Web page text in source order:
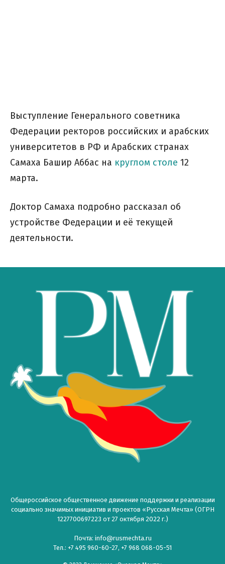
Выступление Генерального советника
Федерации ректоров российских и арабских
университетов в РФ и Арабских странах
Самаха Башир Аббас на круглом столе 12
марта.
Доктор Самаха подробно рассказал об
устройстве Федерации и её текущей
деятельности.
Общероссийское общественное движение поддержки и реализации
социально значимых инициатив и проектов «Русская Мечта» (ОГРН
1227700697223 от 27 октября 2022 г.)
Почта: info@rusmechta.ru
Тел.: +7 495 960-60-27, +7 968 068-05-51